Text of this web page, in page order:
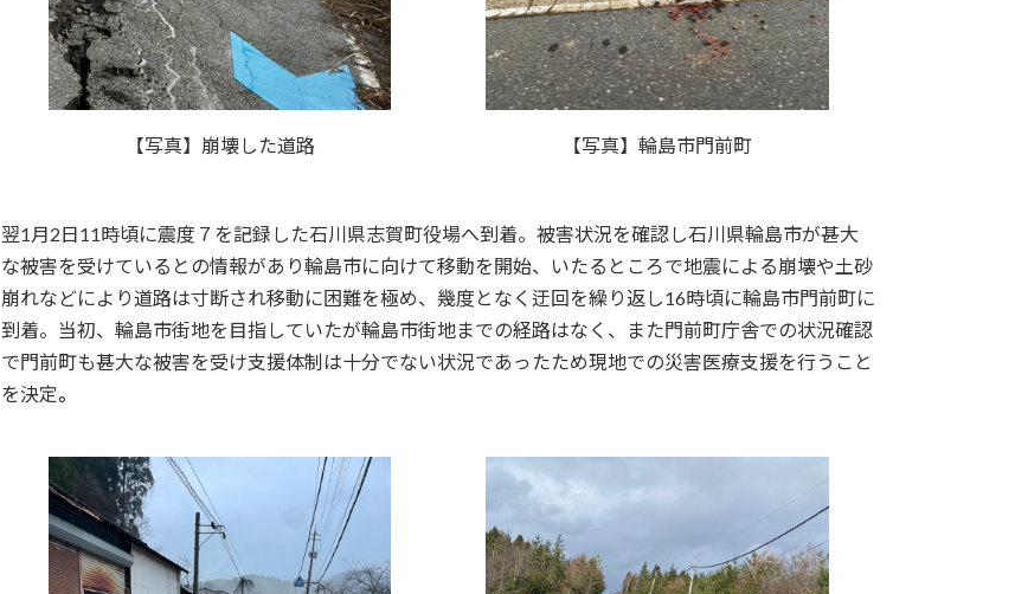
【写真】崩壊した道路 【写真】輪島市門前町
翌1月2日11時頃に震度７を記録した石川県志賀町役場へ到着。被害状況を確認し石川県輪島市が甚大
な被害を受けているとの情報があり輪島市に向けて移動を開始、いたるところで地震による崩壊や土砂
崩れなどにより道路は寸断され移動に困難を極め、幾度となく迂回を繰り返し16時頃に輪島市門前町に
到着。当初、輪島市街地を目指していたが輪島市街地までの経路はなく、また門前町庁舎での状況確認
で門前町も甚大な被害を受け支援体制は十分でない状況であったため現地での災害医療支援を行うこと
を決定。